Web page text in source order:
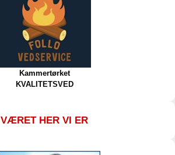
Kammertørket
KVALITETSVED
VÆRET HER VI ER